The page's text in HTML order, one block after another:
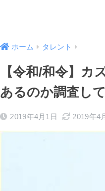
ホーム タレント
【令和/和令】カ
あるのか調査し
2019年4月1日 2019年4